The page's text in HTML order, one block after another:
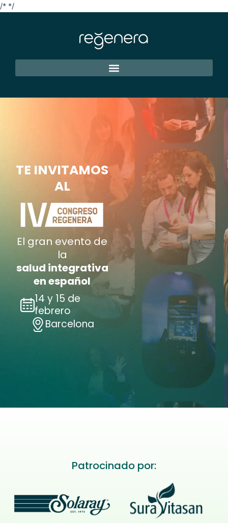
/* */
TE INVITAMOS
AL
El gran evento de
la
salud integrativa
en español
14 y 15 de
febrero
Barcelona
Patrocinado por: